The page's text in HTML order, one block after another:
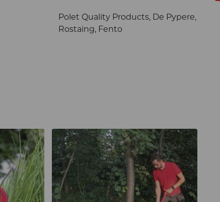
Polet Quality Products, De Pypere,
Rostaing, Fento